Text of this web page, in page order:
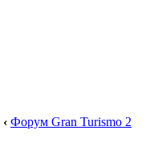
‹ Форум Gran Turismo 2